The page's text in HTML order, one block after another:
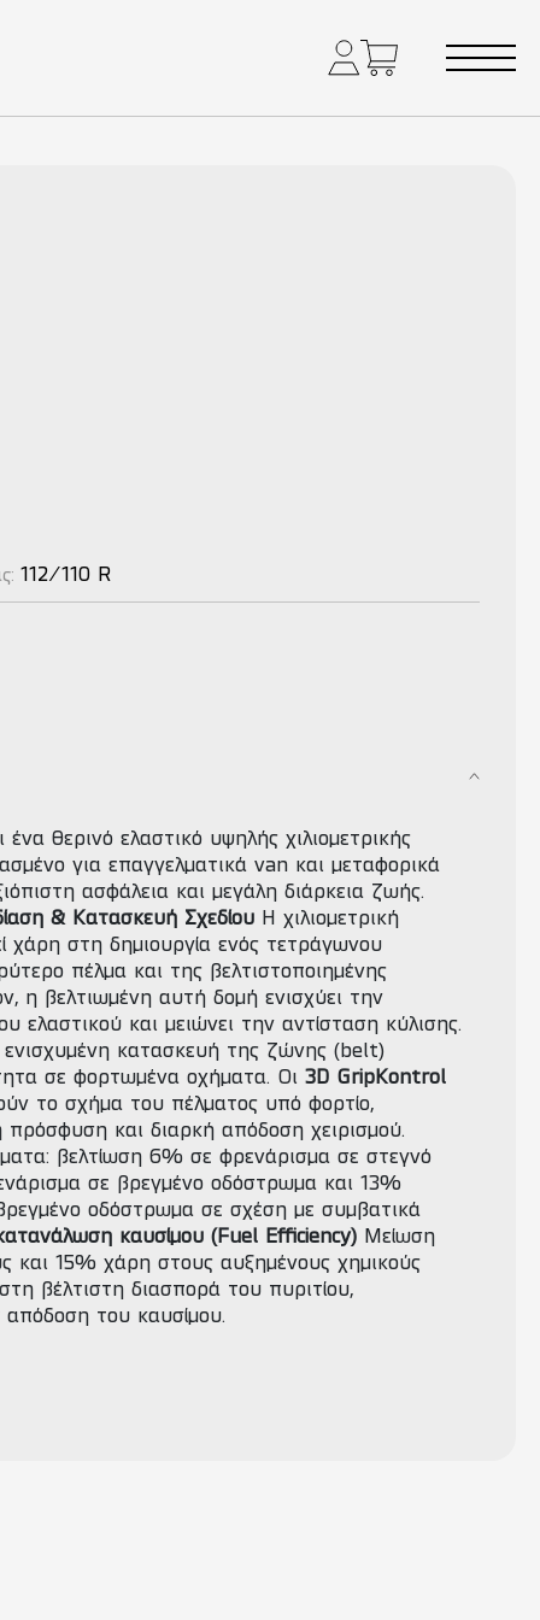
112/110 R
ένα θερινό ελαστικό υψηλής χιλιομετρικής
για επαγγελματικά van και μεταφορικά
ασφάλεια και μεγάλη διάρκεια ζωής.
& Κατασκευή ΣχεδίουΗ χιλιομετρική
χάρη στη δημιουργία ενός τετράγωνου
πέλμα και της βελτιστοποιημένης
η βελτιωμένη αυτή δομή ενισχύει την
ελαστικού και μειώνει την αντίσταση κύλισης.
κατασκευή της ζώνης (belt)
σε φορτωμένα οχήματα. Οι 3D GripKontrol
το σχήμα του πέλματος υπό φορτίο,
πρόσφυση και διαρκή απόδοση χειρισμού.
βελτίωση 6% σε φρενάρισμα σε στεγνό
σε βρεγμένο οδόστρωμα και 13%
οδόστρωμα σε σχέση με συμβατικά
καυσίμου (Fuel Efficiency)Μείωση
και 15% χάρη στους αυξημένους χημικούς
βέλτιστη διασπορά του πυριτίου,
απόδοση του καυσίμου.